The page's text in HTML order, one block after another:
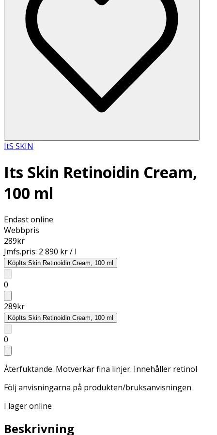
ItS SKIN
Its Skin Retinoidin Cream,
100 ml
Endast online
Webbpris
289kr
Jmfs.pris: 2 890 kr / l
KöpIts Skin Retinoidin Cream, 100 ml
0
289kr
KöpIts Skin Retinoidin Cream, 100 ml
0
Återfuktande. Motverkar fina linjer. Innehåller retinol
Följ anvisningarna på produkten/bruksanvisningen
I lager online
Beskrivning